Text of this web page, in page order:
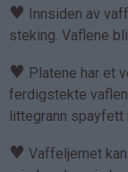
♥ Innsiden av
steking. Vaflene
♥ Platene har et
ferdigstekte
littegrann spayfett
♥ Vaffeljernet